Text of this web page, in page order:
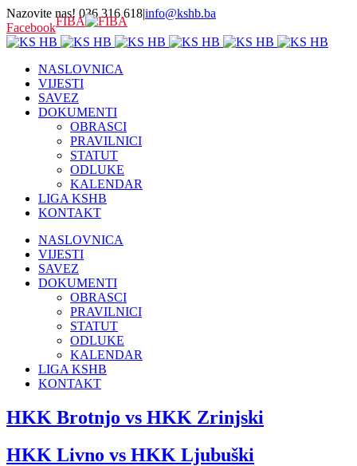
Nazovite nas! 036 316 618|info@kshb.ba
FacebookFIBA
NASLOVNICA
VIJESTI
SAVEZ
DOKUMENTI
OBRASCI
PRAVILNICI
STATUT
ODLUKE
KALENDAR
LIGA KSHB
KONTAKT
NASLOVNICA
VIJESTI
SAVEZ
DOKUMENTI
OBRASCI
PRAVILNICI
STATUT
ODLUKE
KALENDAR
LIGA KSHB
KONTAKT
HKK Brotnjo vs HKK Zrinjski
HKK Livno vs HKK Ljubuški